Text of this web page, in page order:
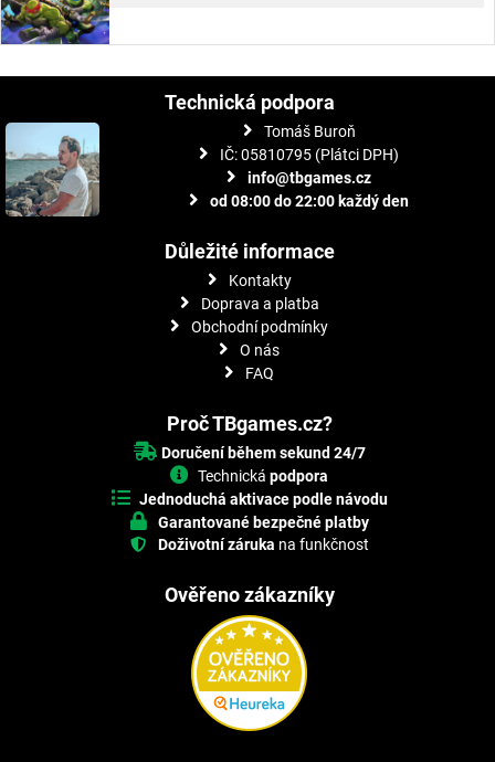
Technická podpora
Tomáš Buroň
IČ: 05810795 (Plátci DPH)
info@tbgames.cz
od 08:00 do 22:00 každý den
Důležité informace
Kontakty
Doprava a platba
Obchodní podmínky
O nás
FAQ
Proč TBgames.cz?
Doručení během sekund 24/7
Technickápodpora
Jednoduchá aktivace podle návodu
Garantované bezpečné platby
Doživotní záruka na funkčnost
Ověřeno zákazníky